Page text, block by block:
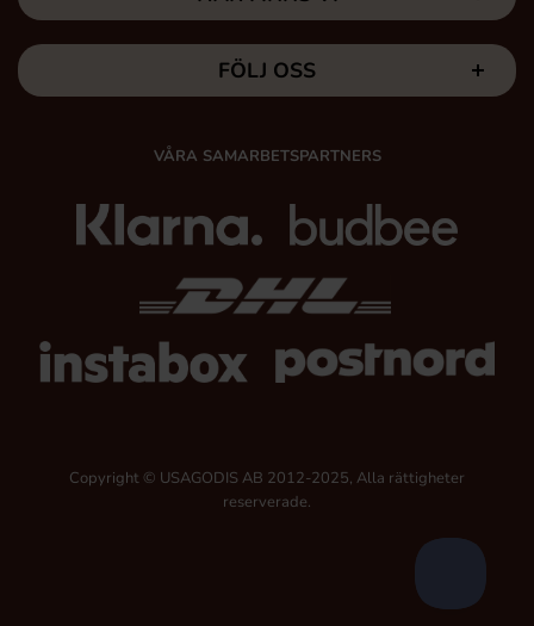
FÖLJ OSS
VÅRA SAMARBETSPARTNERS
Copyright © USAGODIS AB 2012-2025, Alla rättigheter
reserverade.